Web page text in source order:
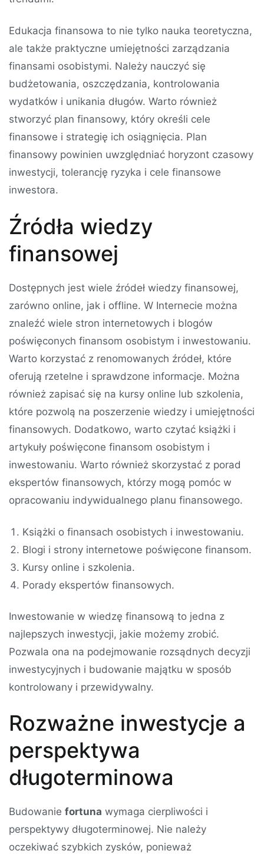
Edukacja finansowa to nie tylko nauka teoretyczna,
ale także praktyczne umiejętności zarządzania
finansami osobistymi. Należy nauczyć się
budżetowania, oszczędzania, kontrolowania
wydatków i unikania długów. Warto również
stworzyć plan finansowy, który określi cele
finansowe i strategię ich osiągnięcia. Plan
finansowy powinien uwzględniać horyzont czasowy
inwestycji, tolerancję ryzyka i cele finansowe
inwestora.
Źródła wiedzy
finansowej
Dostępnych jest wiele źródeł wiedzy finansowej,
zarówno online, jak i offline. W Internecie można
znaleźć wiele stron internetowych i blogów
poświęconych finansom osobistym i inwestowaniu.
Warto korzystać z renomowanych źródeł, które
oferują rzetelne i sprawdzone informacje. Można
również zapisać się na kursy online lub szkolenia,
które pozwolą na poszerzenie wiedzy i umiejętności
finansowych. Dodatkowo, warto czytać książki i
artykuły poświęcone finansom osobistym i
inwestowaniu. Warto również skorzystać z porad
ekspertów finansowych, którzy mogą pomóc w
opracowaniu indywidualnego planu finansowego.
Książki o finansach osobistych i inwestowaniu.
Blogi i strony internetowe poświęcone finansom.
Kursy online i szkolenia.
Porady ekspertów finansowych.
Inwestowanie w wiedzę finansową to jedna z
najlepszych inwestycji, jakie możemy zrobić.
Pozwala ona na podejmowanie rozsądnych decyzji
inwestycyjnych i budowanie majątku w sposób
kontrolowany i przewidywalny.
Rozważne inwestycje a
perspektywa
długoterminowa
Budowanie fortuna wymaga cierpliwości i
perspektywy długoterminowej. Nie należy
oczekiwać szybkich zysków, ponieważ